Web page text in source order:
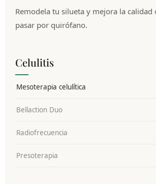
Remodela tu silueta y mejora la calidad
pasar por quirófano.
Celulitis
Mesoterapia celulítica
Bellaction Duo
Radiofrecuencia
Presoterapia